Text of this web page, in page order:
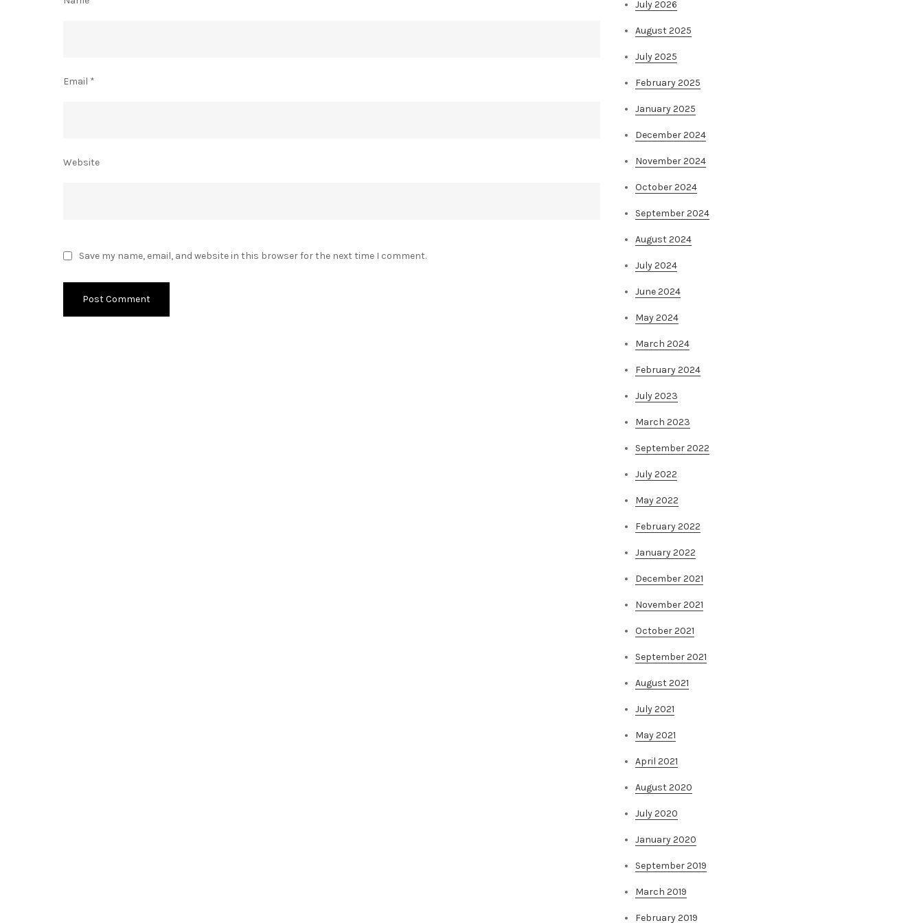
Email *
Website
Save my name, email, and website in this browser for the next time I comment.
July 2026
August 2025
July 2025
February 2025
January 2025
December 2024
November 2024
October 2024
September 2024
August 2024
July 2024
June 2024
May 2024
March 2024
February 2024
July 2023
March 2023
September 2022
July 2022
May 2022
February 2022
January 2022
December 2021
November 2021
October 2021
September 2021
August 2021
July 2021
May 2021
April 2021
August 2020
July 2020
January 2020
September 2019
March 2019
February 2019